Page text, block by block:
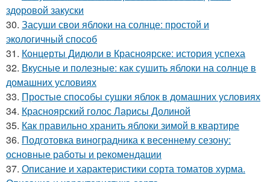
здоровой закуски
30. Засуши свои яблоки на солнце: простой и
экологичный способ
31. Концерты Дидюли в Красноярске: история успеха
32. Вкусные и полезные: как сушить яблоки на солнце в
домашних условиях
33. Простые способы сушки яблок в домашних условиях
34. Красноярский голос Ларисы Долиной
35. Как правильно хранить яблоки зимой в квартире
36. Подготовка виноградника к весеннему сезону:
основные работы и рекомендации
37. Описание и характеристики сорта томатов хурма.